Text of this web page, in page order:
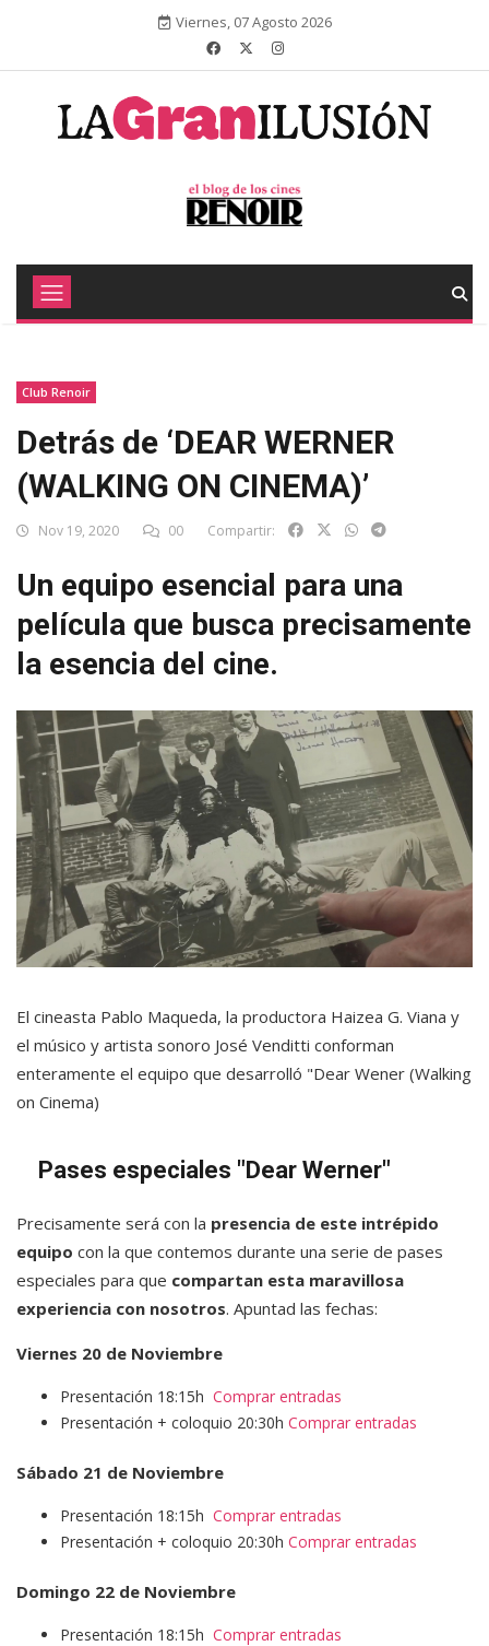
Viernes, 07 Agosto 2026
Club Renoir
Detrás de ‘DEAR WERNER
(WALKING ON CINEMA)’
Nov 19, 2020 00 Compartir:
Un equipo esencial para una
película que busca precisamente
la esencia del cine.
El cineasta Pablo Maqueda, la productora Haizea G. Viana y
el músico y artista sonoro José Venditti conforman
enteramente el equipo que desarrolló "Dear Wener (Walking
on Cinema)
Pases especiales "Dear Werner"
Precisamente será con la presencia de este intrépido
equipo con la que contemos durante una serie de pases
especiales para que compartan esta maravillosa
experiencia con nosotros. Apuntad las fechas:
Viernes 20 de Noviembre
Presentación 18:15h Comprar entradas
Presentación + coloquio 20:30h Comprar entradas
Sábado 21 de Noviembre
Presentación 18:15h Comprar entradas
Presentación + coloquio 20:30h Comprar entradas
Domingo 22 de Noviembre
Presentación 18:15h Comprar entradas